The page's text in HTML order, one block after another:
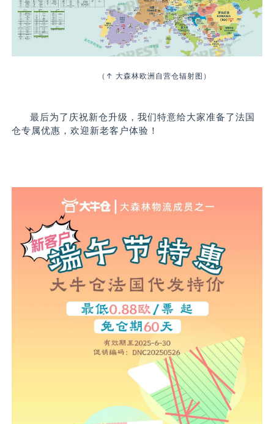
（↑ 大森林欧洲自营仓辐射图）
最后为了庆祝新仓升级，我们特意给大家准备了法国
仓专属优惠，欢迎新老客户体验！